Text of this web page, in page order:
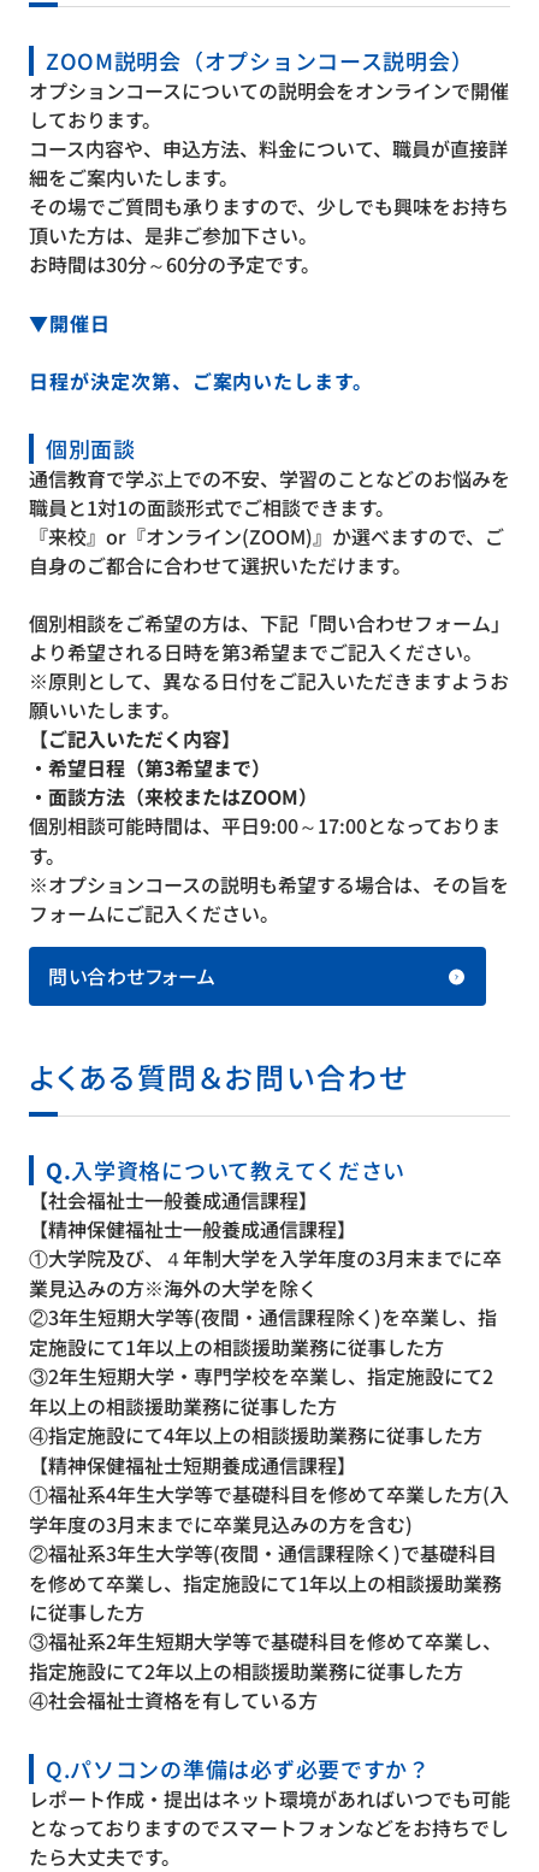
ZOOM説明会（オプションコース説明会）
オプションコースについての説明会をオンラインで開催
しております。
コース内容や、申込方法、料金について、職員が直接詳
細をご案内いたします。
その場でご質問も承りますので、少しでも興味をお持ち
頂いた方は、是非ご参加下さい。
お時間は30分～60分の予定です。
▼開催日
日程が決定次第、ご案内いたします。
個別面談
通信教育で学ぶ上での不安、学習のことなどのお悩みを
職員と1対1の面談形式でご相談できます。
『来校』or『オンライン(ZOOM)』か選べますので、ご
自身のご都合に合わせて選択いただけます。
個別相談をご希望の方は、下記「問い合わせフォーム」
より希望される日時を第3希望までご記入ください。
※原則として、異なる日付をご記入いただきますようお
願いいたします。
【ご記入いただく内容】
・希望日程（第3希望まで）
・面談方法（来校またはZOOM）
個別相談可能時間は、平日9:00～17:00となっておりま
す。
※オプションコースの説明も希望する場合は、その旨を
フォームにご記入ください。
問い合わせフォーム
よくある質問＆お問い合わせ
Q.入学資格について教えてください
【社会福祉士一般養成通信課程】
【精神保健福祉士一般養成通信課程】
①大学院及び、４年制大学を入学年度の3月末までに卒
業見込みの方※海外の大学を除く
②3年生短期大学等(夜間・通信課程除く)を卒業し、指
定施設にて1年以上の相談援助業務に従事した方
③2年生短期大学・専門学校を卒業し、指定施設にて2
年以上の相談援助業務に従事した方
④指定施設にて4年以上の相談援助業務に従事した方
【精神保健福祉士短期養成通信課程】
①福祉系4年生大学等で基礎科目を修めて卒業した方(入
学年度の3月末までに卒業見込みの方を含む)
②福祉系3年生大学等(夜間・通信課程除く)で基礎科目
を修めて卒業し、指定施設にて1年以上の相談援助業務
に従事した方
③福祉系2年生短期大学等で基礎科目を修めて卒業し、
指定施設にて2年以上の相談援助業務に従事した方
④社会福祉士資格を有している方
Q.パソコンの準備は必ず必要ですか？
レポート作成・提出はネット環境があればいつでも可能
となっておりますのでスマートフォンなどをお持ちでし
たら大丈夫です。